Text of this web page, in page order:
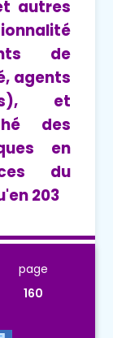
autres
de
agents
et
des
en
du
203
page
160